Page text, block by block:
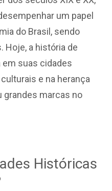
um papel
do Brasil, sendo
Hoje, a história de
em suas cidades
e na herança
grandes marcas no
Históricas